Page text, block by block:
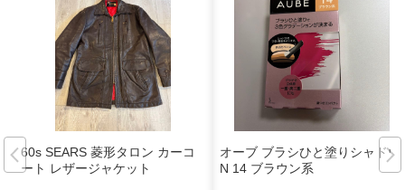
60s SEARS 菱形タロン カーコ
ート レザージャケット
オーブ ブラシひと塗りシャドウ
N 14 ブラウン系